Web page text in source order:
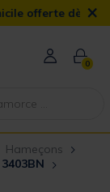
dès 90€ ×
0
Hameçons